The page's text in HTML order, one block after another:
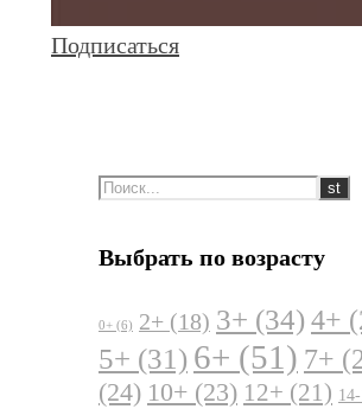
Подписаться
Выбрать по возрасту
0+ (6) 2+ (18) 3+ (34) 4+
5+ (31) 6+ (51) 7+
(24) 10+ (23) 12+ (21)